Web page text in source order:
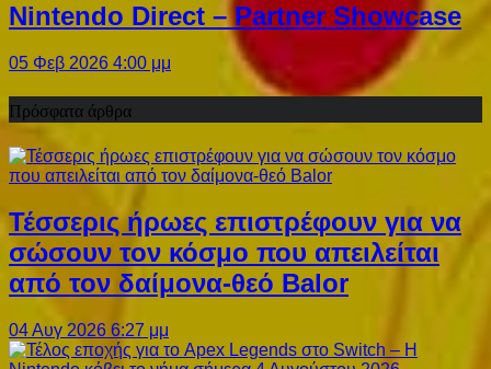
Nintendo Direct – Partner Showcase
05 Φεβ 2026 4:00 μμ
Πρόσφατα άρθρα
Τέσσερις ήρωες επιστρέφουν για να
σώσουν τον κόσμο που απειλείται
από τον δαίμονα-θεό Balor
04 Αυγ 2026 6:27 μμ